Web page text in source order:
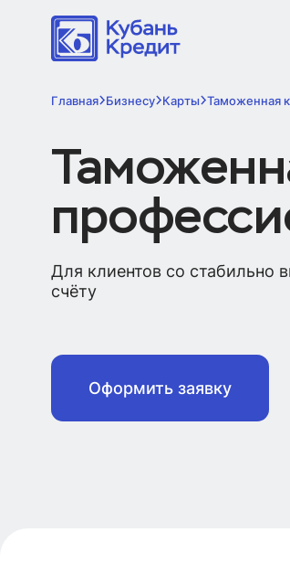
Оформить заявку
Для клиентов со
счёту
Главная Бизнесу Карты Таможенная